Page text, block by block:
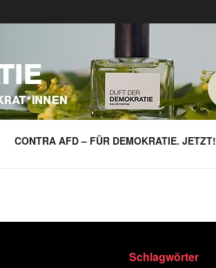
CONTRA AFD – FÜR DEMOKRATIE. JETZT!
Schlagwörter